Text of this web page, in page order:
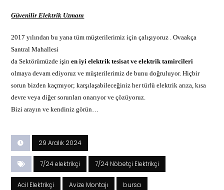
Güvenilir Elektrik Uzmanı
2017 yılından bu yana tüm müşterilerimiz için çalışıyoruz . Ovaakça
Santral Mahallesi
da Sektörümüzde işinen iyielektriktesisat ve elektrik tamircileri
olmaya devam ediyoruz ve müşterilerimiz de bunu doğruluyor. Hiçbir
sorun bizden kaçmıyor; karşılaşabileceğiniz her türlü elektrik arıza, kısa
devre veya diğer sorunları onarıyor ve çözüyoruz.
Bizi arayın ve kendiniz görün…
29 Aralık 2024
7/24 elektrikçi 7/24 Nöbetçi Elektrikçi
Acil Elektrikçi Avize Montajı bursa